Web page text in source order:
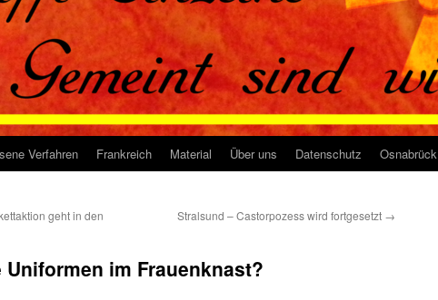
Verfahren Frankreich Material Über uns Datenschutz Osnabrück
geht in den
Stralsund – Castorpozess wird fortgesetzt →
im Frauenknast?